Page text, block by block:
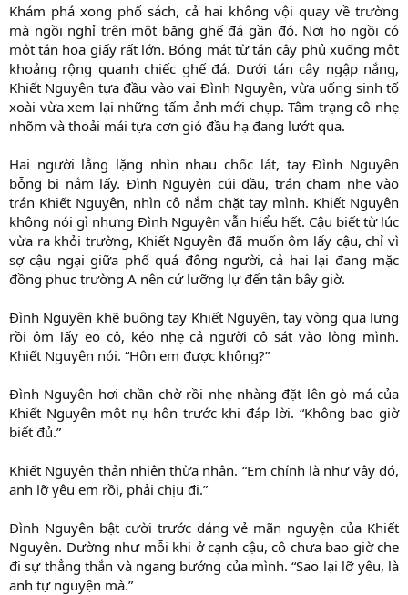
Khám phá xong phố sách, cả hai không vội quay về trường
mà ngồi nghỉ trên một băng ghế đá gần đó. Nơi họ ngồi có
một tán hoa giấy rất lớn. Bóng mát từ tán cây phủ xuống một
khoảng rộng quanh chiếc ghế đá. Dưới tán cây ngập nắng,
Khiết Nguyên tựa đầu vào vai Đình Nguyên, vừa uống sinh tố
xoài vừa xem lại những tấm ảnh mới chụp. Tâm trạng cô nhẹ
nhõm và thoải mái tựa cơn gió đầu hạ đang lướt qua.
Hai người lẳng lặng nhìn nhau chốc lát, tay Đình Nguyên
bỗng bị nắm lấy. Đình Nguyên cúi đầu, trán chạm nhẹ vào
trán Khiết Nguyên, nhìn cô nắm chặt tay mình. Khiết Nguyên
không nói gì nhưng Đình Nguyên vẫn hiểu hết. Cậu biết từ lúc
vừa ra khỏi trường, Khiết Nguyên đã muốn ôm lấy cậu, chỉ vì
sợ cậu ngại giữa phố quá đông người, cả hai lại đang mặc
đồng phục trường A nên cứ lưỡng lự đến tận bây giờ.
Đình Nguyên khẽ buông tay Khiết Nguyên, tay vòng qua lưng
rồi ôm lấy eo cô, kéo nhẹ cả người cô sát vào lòng mình.
Khiết Nguyên nói. “Hôn em được không?”
Đình Nguyên hơi chần chờ rồi nhẹ nhàng đặt lên gò má của
Khiết Nguyên một nụ hôn trước khi đáp lời. “Không bao giờ
biết đủ.”
Khiết Nguyên thản nhiên thừa nhận. “Em chính là như vậy đó,
anh lỡ yêu em rồi, phải chịu đi.”
Đình Nguyên bật cười trước dáng vẻ mãn nguyện của Khiết
Nguyên. Dường như mỗi khi ở cạnh cậu, cô chưa bao giờ che
đi sự thẳng thắn và ngang bướng của mình. “Sao lại lỡ yêu, là
anh tự nguyện mà.”